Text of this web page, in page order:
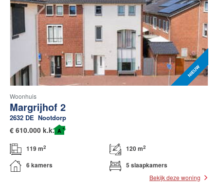
Woonhuis
Margrijhof 2
2632 DE Nootdorp
€ 610.000 k.k. A+
119 m2 120 m2
6 kamers 5 slaapkamers
Bekijk deze woning